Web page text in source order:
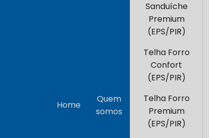
Home
Quem
somos
Sanduíche
Premium
(EPS/PIR)
Telha Forro
Confort
(EPS/PIR)
Telha Forro
Premium
(EPS/PIR)